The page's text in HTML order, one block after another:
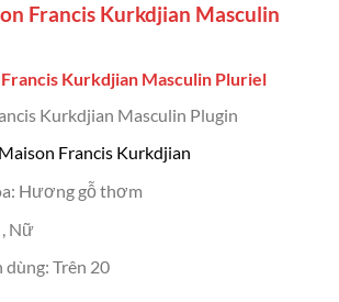
Francis Kurkdjian Masculin
Kurkdjian Masculin Pluriel
Kurkdjian Masculin Plugin
Maison Francis Kurkdjian
Hương gỗ thơm
Nữ
Trên 20